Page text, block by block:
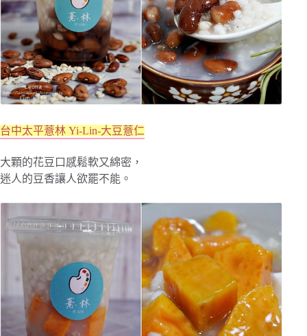
台中太平薏林 Yi-Lin-大豆薏仁
大顆的花豆口感鬆軟又綿密，
迷人的豆香讓人欲罷不能。